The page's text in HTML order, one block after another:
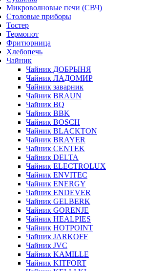
Микроволновые печи (СВЧ)
Столовые приборы
Тостер
Термопот
Фритюрница
Хлебопечь
Чайник
Чайник ДОБРЫНЯ
Чайник ЛАДОМИР
Чайник заварник
Чайник BRAUN
Чайник BQ
Чайник BBK
Чайник BOSCH
Чайник BLACKTON
Чайник BRAYER
Чайник CENTEK
Чайник DELTA
Чайник ELECTROLUX
Чайник ENVITEC
Чайник ENERGY
Чайник ENDEVER
Чайник GELBERK
Чайник GORENJE
Чайник HEALPIES
Чайник HOTPOINT
Чайник JARKOFF
Чайник JVC
Чайник KAMILLE
Чайник KITFORT